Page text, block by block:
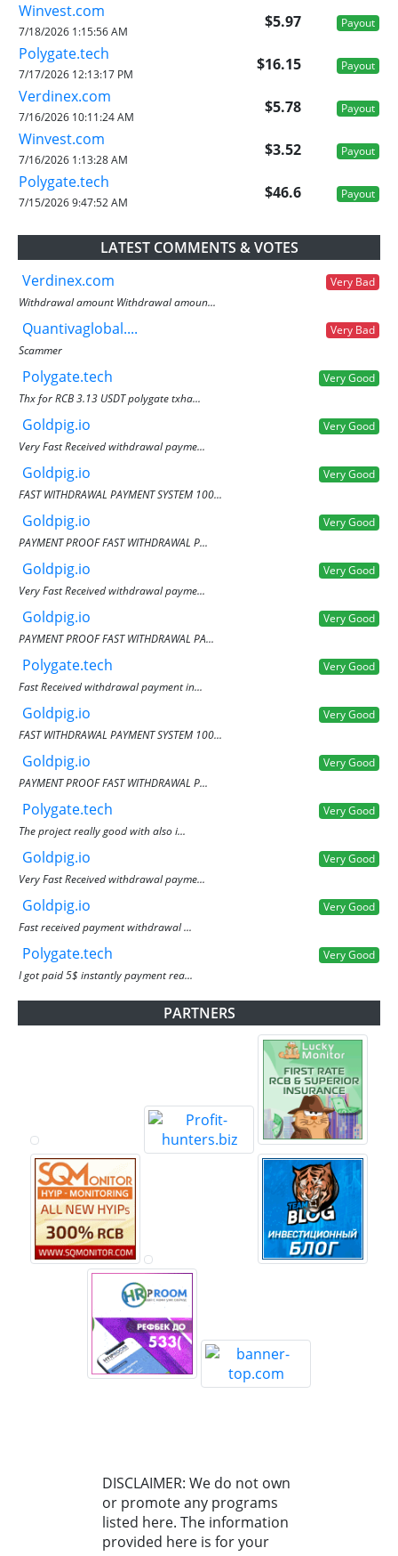
Winvest.com
$5.97 Payout
7/18/2026 1:15:56 AM
Polygate.tech
$16.15 Payout
7/17/2026 12:13:17 PM
Verdinex.com
$5.78 Payout
7/16/2026 10:11:24 AM
Winvest.com
$3.52 Payout
7/16/2026 1:13:28 AM
Polygate.tech
$46.6 Payout
7/15/2026 9:47:52 AM
LATEST COMMENTS & VOTES
Verdinex.com
Very Bad
Withdrawal amount Withdrawal amoun...
Quantivaglobal....
Very Bad
Scammer
Polygate.tech
Very Good
Thx for RCB 3.13 USDT polygate txha...
Goldpig.io
Very Good
Very Fast Received withdrawal payme...
Goldpig.io
Very Good
FAST WITHDRAWAL PAYMENT SYSTEM 100...
Goldpig.io
Very Good
PAYMENT PROOF FAST WITHDRAWAL P...
Goldpig.io
Very Good
Very Fast Received withdrawal payme...
Goldpig.io
Very Good
PAYMENT PROOF FAST WITHDRAWAL PA...
Polygate.tech
Very Good
Fast Received withdrawal payment in...
Goldpig.io
Very Good
FAST WITHDRAWAL PAYMENT SYSTEM 100...
Goldpig.io
Very Good
PAYMENT PROOF FAST WITHDRAWAL P...
Polygate.tech
Very Good
The project really good with also i...
Goldpig.io
Very Good
Very Fast Received withdrawal payme...
Goldpig.io
Very Good
Fast received payment withdrawal ...
Polygate.tech
Very Good
I got paid 5$ instantly payment rea...
PARTNERS
DISCLAIMER: We do not own
or promote any programs
listed here. The information
provided here is for your